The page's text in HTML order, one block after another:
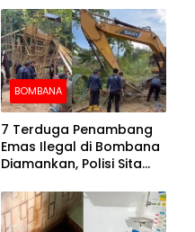
BOMBANA
7 Terduga Penambang
Emas Ilegal di Bombana
Diamankan, Polisi Sita
Crusher